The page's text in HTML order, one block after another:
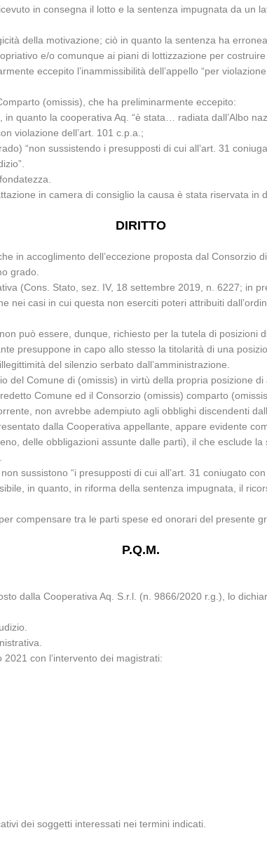
in consegna il lotto e la sentenza impugnata da un
della motivazione; ciò in quanto la sentenza ha
e/o comunque ai piani di lottizzazione per
eccepito l’inammissibilità dell’appello “per
(omissis), che ha preliminarmente eccepito:
quanto la cooperativa Aq. “è stata… radiata dall’Albo
violazione dell’art. 101 c.p.a.;
“non sussistendo i presupposti di cui all’art. 31
in camera di consiglio la causa è stata riservata in
DIRITTO
in accoglimento dell’eccezione proposta dal
grado.
(Cons. Stato, sez. IV, 18 settembre 2019, n. 6227; in
nei casi in cui questa non eserciti poteri attribuiti
può essere, dunque, richiesto per la tutela di posizioni
presuppone in capo allo stesso la titolarità di una
del silenzio serbato dall’amministrazione.
del Comune di (omissis) in virtù della propria posizione
Comune ed il Consorzio (omissis) comparto
non avrebbe adempiuto agli obblighi discendenti
dalla Cooperativa appellante, appare evidente
delle obbligazioni assunte dalle parti), il che esclude
sussistono “i presupposti di cui all’art. 31 coniugato con
in quanto, in riforma della sentenza impugnata, il
compensare tra le parti spese ed onorari del presente
P.Q.M.
dalla Cooperativa Aq. S.r.l. (n. 9866/2020 r.g.), lo
con l’intervento dei magistrati:
dei soggetti interessati nei termini indicati.